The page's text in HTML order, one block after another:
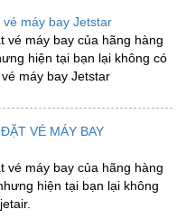
máy bay Jetstar
vé máy bay của hãng hàng
hiện tại bạn lại không có
máy bay Jetstar
VÉ MÁY BAY
vé máy bay của hãng hàng
hiện tại bạn lại không